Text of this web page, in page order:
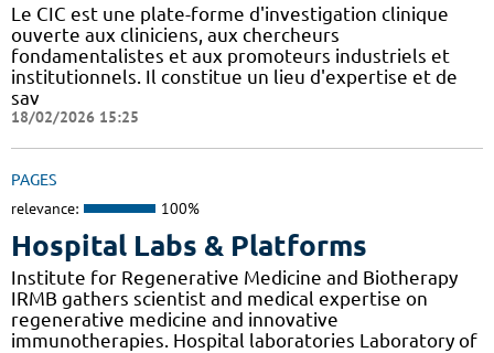
Le CIC est une plate-forme d'investigation clinique
ouverte aux cliniciens, aux chercheurs
fondamentalistes et aux promoteurs industriels et
institutionnels. Il constitue un lieu d'expertise et de
sav
18/02/2026 15:25
PAGES
relevance: 100%
Hospital Labs & Platforms
Institute for Regenerative Medicine and Biotherapy
IRMB gathers scientist and medical expertise on
regenerative medicine and innovative
immunotherapies. Hospital laboratories Laboratory of